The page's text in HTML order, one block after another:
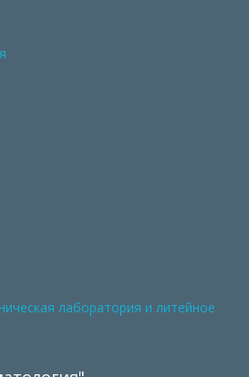
лаборатория и литейное